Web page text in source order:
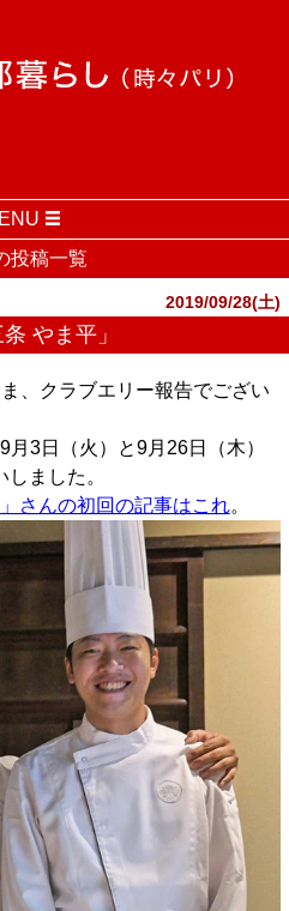
投稿一覧
2019/09/28(土)
やま平」
、クラブエリー報告でござい
月3日（火）と9月26日（木）
ました。
さんの初回の記事はこれ。